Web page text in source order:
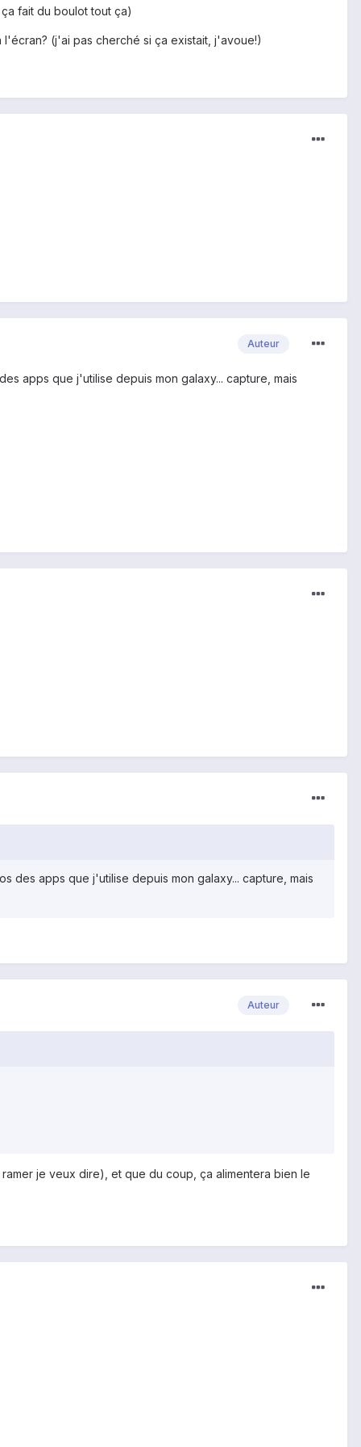
fait du boulot tout ça)
(j'ai pas cherché si ça existait, j'avoue!)
Auteur
apps que j'utilise depuis mon galaxy... capture, mais
des apps que j'utilise depuis mon galaxy... capture, mais
Auteur
je veux dire), et que du coup, ça alimentera bien le